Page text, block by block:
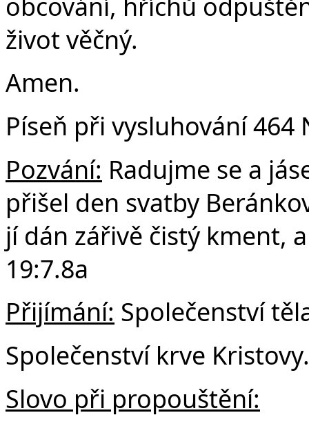
život věčný.
Amen.
Píseň při vysluhování 464
Pozvání: Radujme se a
přišel den svatby
jí dán zářivě čistý kment,
19:7.8a
Přijímání: Společenství
Společenství krve Kristovy.
Slovo při propouštění: